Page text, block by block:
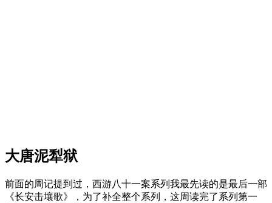
大唐泥犁狱
前面的周记提到过，西游八十一案系列我最先读的是最后一部
《长安击壤歌》，为了补全整个系列，这周读完了系列第一